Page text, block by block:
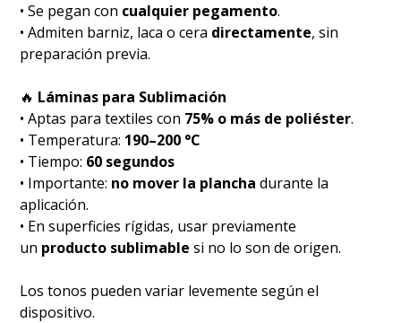
• Se pegan con cualquier pegamento.
• Admiten barniz, laca o cera directamente, sin
preparación previa.
🔥 Láminas para Sublimación
• Aptas para textiles con 75% o más de poliéster.
• Temperatura: 190–200 °C
• Tiempo: 60 segundos
• Importante: no mover la plancha durante la
aplicación.
• En superficies rígidas, usar previamente
un producto sublimable si no lo son de origen.
Los tonos pueden variar levemente según el
dispositivo.